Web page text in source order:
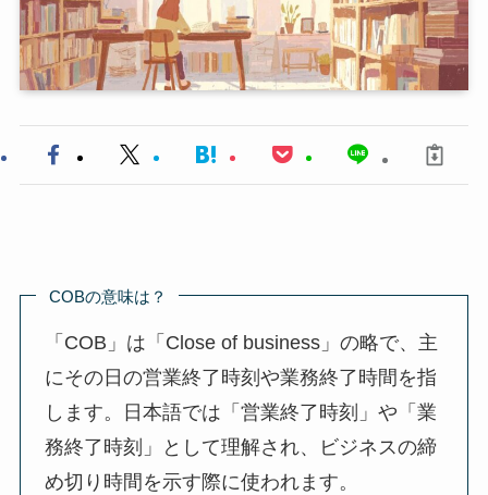
COBの意味は？
「COB」は「Close of business」の略で、主
にその日の営業終了時刻や業務終了時間を指
します。日本語では「営業終了時刻」や「業
務終了時刻」として理解され、ビジネスの締
め切り時間を示す際に使われます。